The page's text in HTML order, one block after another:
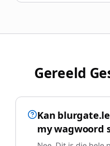
Gereeld
Kan
my wagwoord